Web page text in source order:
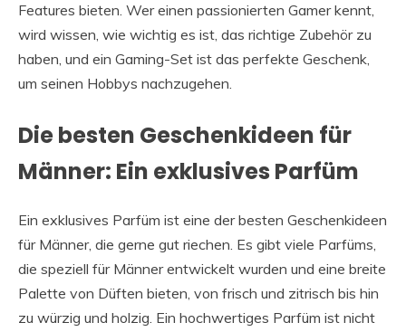
Features bieten. Wer einen passionierten Gamer kennt,
wird wissen, wie wichtig es ist, das richtige Zubehör zu
haben, und ein Gaming-Set ist das perfekte Geschenk,
um seinen Hobbys nachzugehen.
Die besten Geschenkideen für
Männer: Ein exklusives Parfüm
Ein exklusives Parfüm ist eine der besten Geschenkideen
für Männer, die gerne gut riechen. Es gibt viele Parfüms,
die speziell für Männer entwickelt wurden und eine breite
Palette von Düften bieten, von frisch und zitrisch bis hin
zu würzig und holzig. Ein hochwertiges Parfüm ist nicht